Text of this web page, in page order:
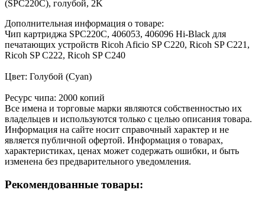
(SPC220C), голубой, 2K
Дополнительная информация о товаре:
Чип картриджа SPC220C, 406053, 406096 Hi-Black для
печатающих устройств Ricoh Aficio SP С220, Ricoh SP С221,
Ricoh SP С222, Ricoh SP С240
Цвет: Голубой (Cyan)
Ресурс чипа: 2000 копий
Все имена и торговые марки являются собственностью их
владельцев и используются только с целью описания товара.
Информация на сайте носит справочный характер и не
является публичной офертой. Информация о товарах,
характеристиках, ценах может содержать ошибки, и быть
изменена без предварительного уведомления.
Рекомендованные товары: